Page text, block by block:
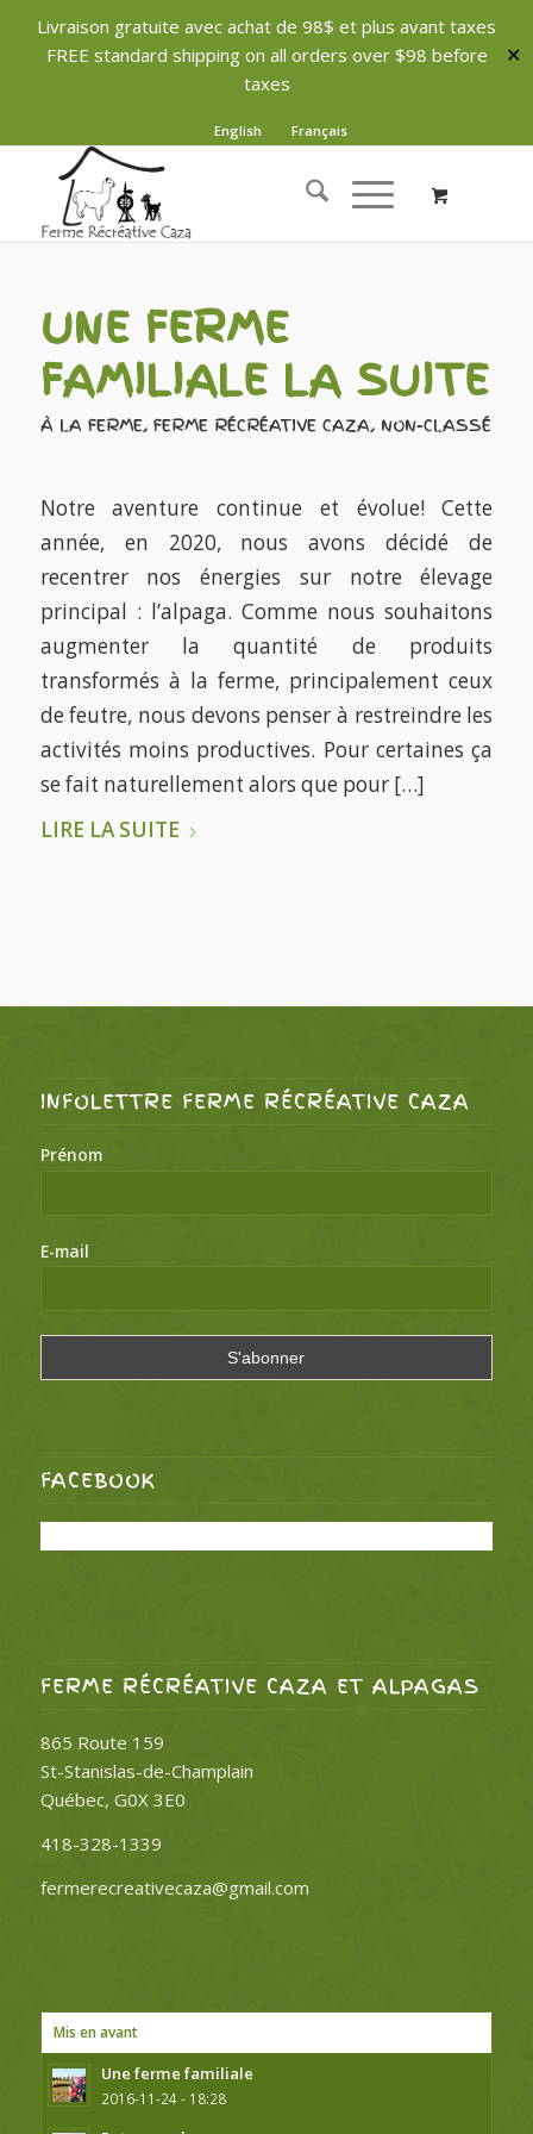
Livraison gratuite avec achat de 98$ et plus avant taxes
FREE standard shipping on all orders over $98 before
taxes
✕
English Français
UNE FERME
FAMILIALE LA SUITE
À LA FERME, FERME RÉCRÉATIVE CAZA, NON-CLASSÉ
Notre aventure continue et évolue! Cette
année, en 2020, nous avons décidé de
recentrer nos énergies sur notre élevage
principal : l’alpaga. Comme nous souhaitons
augmenter la quantité de produits
transformés à la ferme, principalement ceux
de feutre, nous devons penser à restreindre les
activités moins productives. Pour certaines ça
se fait naturellement alors que pour […]
LIRE LA SUITE
INFOLETTRE FERME RÉCRÉATIVE CAZA
Prénom
E-mail
FACEBOOK
FERME RÉCRÉATIVE CAZA ET ALPAGAS
865 Route 159
St-Stanislas-de-Champlain
Québec, G0X 3E0
418-328-1339
fermerecreativecaza@gmail.com
Mis en avant
Une ferme familiale
2016-11-24 - 18:28